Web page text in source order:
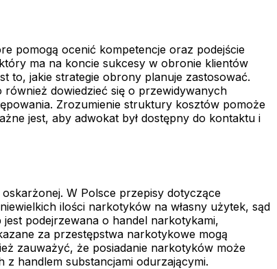
pomogą ocenić kompetencje oraz podejście
ma na koncie sukcesy w obronie klientów
to, jakie strategie obrony planuje zastosować.
dowiedzieć się o przewidywanych
Zrozumienie struktury kosztów pomoże
jest, aby adwokat był dostępny do kontaktu i
W Polsce przepisy dotyczące
ilości narkotyków na własny użytek, sąd
podejrzewana o handel narkotykami,
za przestępstwa narkotykowe mogą
zauważyć, że posiadanie narkotyków może
handlem substancjami odurzającymi.